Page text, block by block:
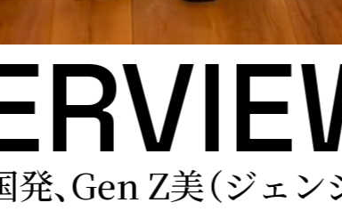
――ミルユメカサナ